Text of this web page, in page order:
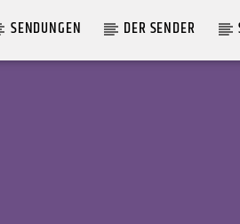
SENDUNGEN DER SENDER